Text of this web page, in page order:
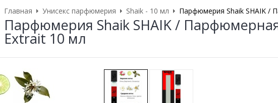
Главная Унисекс парфюмерия Shaik - 10 мл Парфюмерия Shaik SHAIK /
Парфюмерия Shaik SHAIK /
Extrait 10 мл